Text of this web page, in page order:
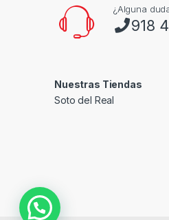
¿Alguna
918
Nuestras Tiendas
Soto del Real